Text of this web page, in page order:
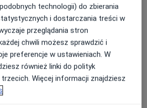
online
(pierwsza wizyta)
technologii) do zbierania
i dostarczania treści w
przeglądania stron
chwili możesz sprawdzić i
preferencje w ustawieniach. W
również linki do polityk
Więcej informacji znajdziesz